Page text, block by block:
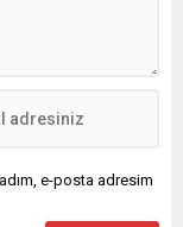
e-posta adresim